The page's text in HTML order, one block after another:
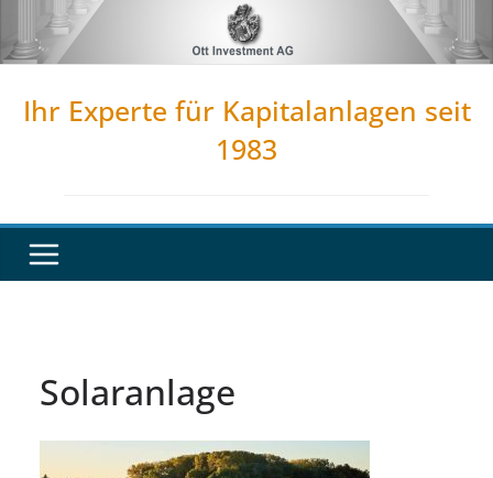
Inhalt
Ihr Experte für Kapitalanlagen seit
1983
Solaranlage